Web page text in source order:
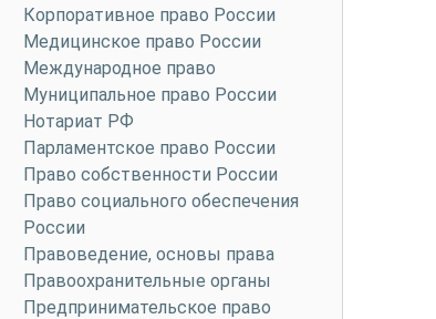
Корпоративное право России
Медицинское право России
Международное право
Муниципальное право России
Нотариат РФ
Парламентское право России
Право собственности России
Право социального обеспечения
России
Правоведение, основы права
Правоохранительные органы
Предпринимательское право